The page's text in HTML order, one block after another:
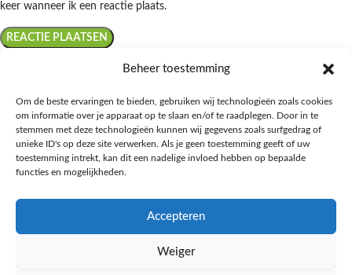
Beheer toestemming
Om de beste ervaringen te bieden, gebruiken wij technologieën zoals cookies
om informatie over je apparaat op te slaan en/of te raadplegen. Door in te
stemmen met deze technologieën kunnen wij gegevens zoals surfgedrag of
unieke ID's op deze site verwerken. Als je geen toestemming geeft of uw
toestemming intrekt, kan dit een nadelige invloed hebben op bepaalde
functies en mogelijkheden.
Accepteren
Weiger
keer wanneer ik een reactie plaats.
Ontdek de beste keto-vriendelijke keuzes van Albert Heijn, verrijk je
kennis met onze diepgaande blogs over het keto-dieet, en deel jouw
favoriete keto recepten in onze bruisende online gemeenschap!